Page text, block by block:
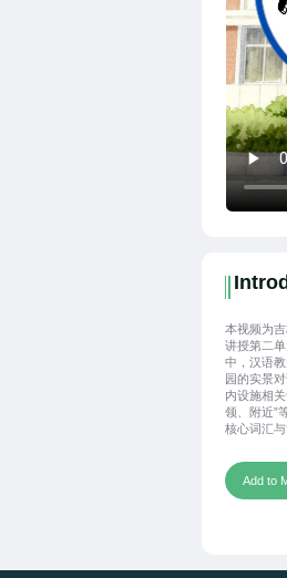
本视频为
讲授第二
中，汉语
园的实景
内设施相
领、附近”
核心词汇与
学校园设
语言学习
Add to